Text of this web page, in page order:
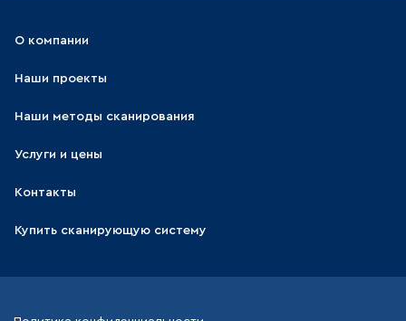
О компании
Наши проекты
Наши методы сканирования
Услуги и цены
Контакты
Купить сканирующую систему